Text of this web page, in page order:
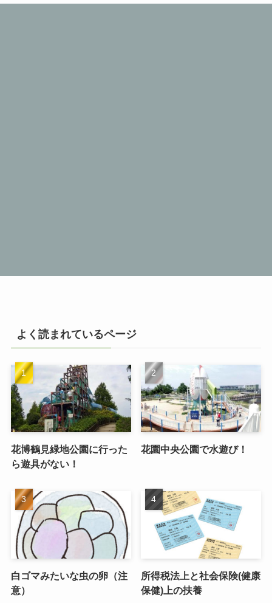
よく読まれているページ
花博鶴見緑地公園に行った
ら遊具がない！
花園中央公園で水遊び！
白ゴマみたいな虫の卵（注
意）
所得税法上と社会保険(健康
保健)上の扶養